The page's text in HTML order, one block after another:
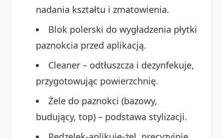
nadania kształtu i zmatowienia.
Blok polerski do wygładzenia płytki
paznokcia przed aplikacją.
Cleaner – odtłuszcza i dezynfekuje,
przygotowując powierzchnię.
Żele do paznokci (bazowy,
budujący, top) – podstawa stylizacji.